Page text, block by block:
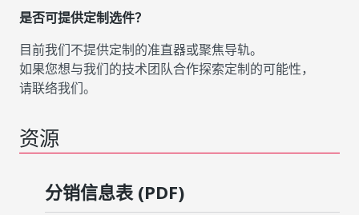
是否可提供定制选件？
目前我们不提供定制的准直器或聚焦导轨。
如果您想与我们的技术团队合作探索定制的可能性，
请联络我们。
资源
分销信息表 (PDF)